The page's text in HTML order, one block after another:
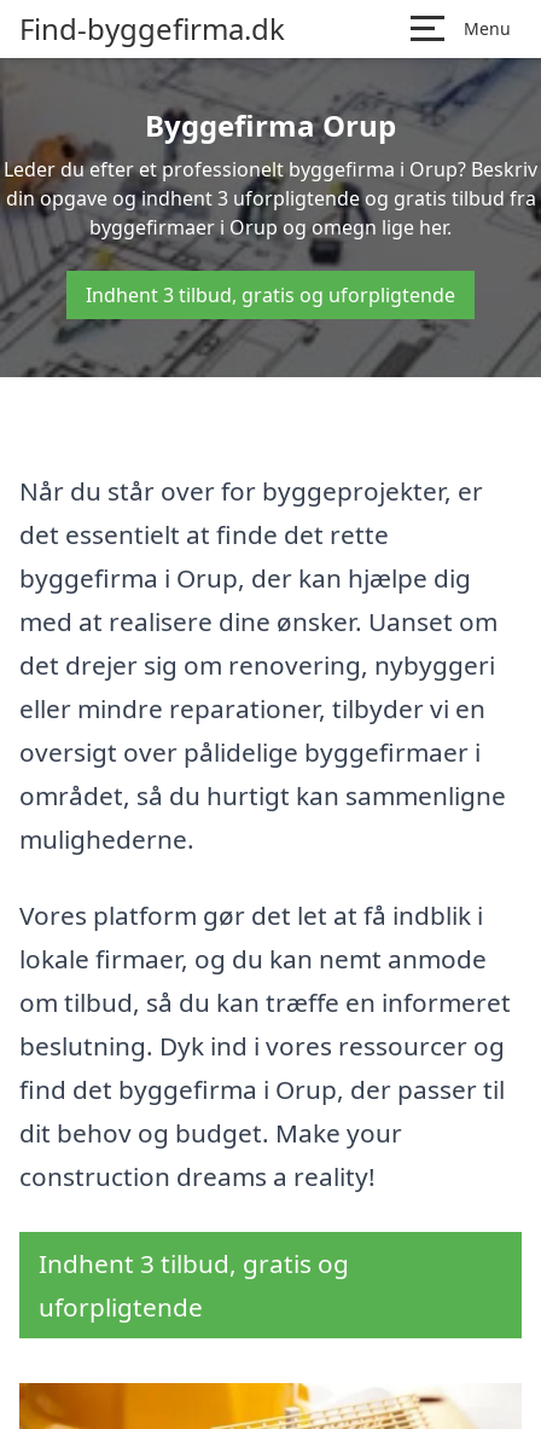
Find-byggefirma.dk Menu
Byggefirma Orup
Leder du efter et professionelt byggefirma i Orup? Beskriv
din opgave og indhent 3 uforpligtende og gratis tilbud fra
byggefirmaer i Orup og omegn lige her.
Indhent 3 tilbud, gratis og uforpligtende
Når du står over for byggeprojekter, er
det essentielt at finde det rette
byggefirma i Orup, der kan hjælpe dig
med at realisere dine ønsker. Uanset om
det drejer sig om renovering, nybyggeri
eller mindre reparationer, tilbyder vi en
oversigt over pålidelige byggefirmaer i
området, så du hurtigt kan sammenligne
mulighederne.
Vores platform gør det let at få indblik i
lokale firmaer, og du kan nemt anmode
om tilbud, så du kan træffe en informeret
beslutning. Dyk ind i vores ressourcer og
find det byggefirma i Orup, der passer til
dit behov og budget. Make your
construction dreams a reality!
Indhent 3 tilbud, gratis og
uforpligtende